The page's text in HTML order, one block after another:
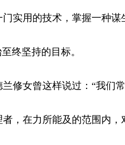
实用的技术，掌握一种
终坚持的目标。
修女曾这样说过：“我们
，在力所能及的范围内